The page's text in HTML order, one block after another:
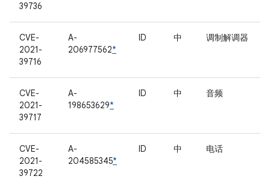
39736
CVE-
2021-
39716
A-
206977562*
ID 中 调制解调器
CVE-
2021-
39717
A-
198653629*
ID 中 音频
CVE-
2021-
39722
A-
204585345*
ID 中 电话